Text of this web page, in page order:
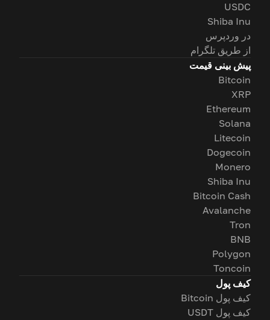
USDC
Shiba Inu
در وردپرس
از طریق تلگرام
پیش بینی قیمت
Bitcoin
XRP
Ethereum
Solana
Litecoin
Dogecoin
Monero
Shiba Inu
Bitcoin Cash
Avalanche
Tron
BNB
Polygon
Toncoin
کیف پول
کیف پول Bitcoin
کیف پول USDT